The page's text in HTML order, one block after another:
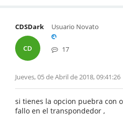
CDSDark
CD
Usuario Novato
17
Jueves, 05 de Abril de 2018, 09:41:26
si tienes la opcion puebra con
fallo en el transpondedor ,